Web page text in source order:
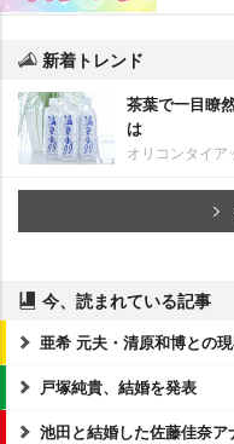
新着トレンド
茶葉で一目瞭
は
オリコンタイア
今、読まれている記事
亜希 元夫・清原和博との
戸塚純貴、結婚を発表
池田と結婚した佐藤佳奈